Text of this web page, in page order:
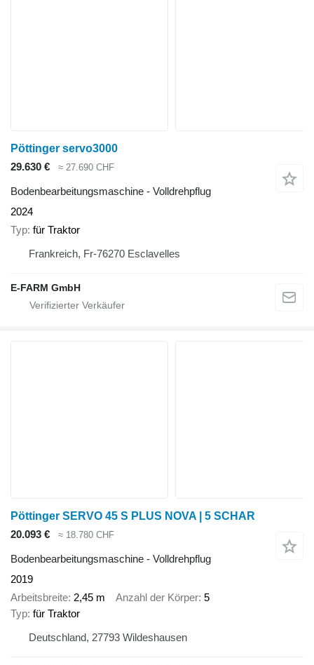
Pöttinger servo3000
29.630 €
≈ 27.690 CHF
Bodenbearbeitungsmaschine - Volldrehpflug
2024
Typ für Traktor
Frankreich, Fr-76270 Esclavelles
E-FARM GmbH
Pöttinger SERVO 45 S PLUS NOVA | 5 SCHAR
20.093 €
≈ 18.780 CHF
Bodenbearbeitungsmaschine - Volldrehpflug
2019
Arbeitsbreite 2,45 m Anzahl der Körper 5
Typ für Traktor
Deutschland, 27793 Wildeshausen